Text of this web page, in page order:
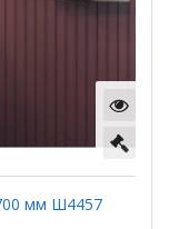
мм Ш4457